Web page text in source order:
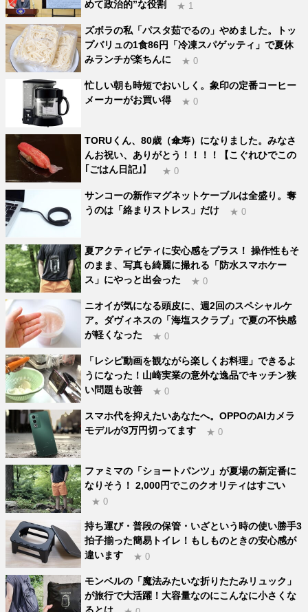
めて政治的”な役割
★ 1
ズボラの私「パスタ茹でるの」やめました。トッ
プバリュの1食86円「冷凍スパゲッティ」で夏休
みランチが楽ちんに
★ 0
忙しい朝も時短でおいしく。象印の定番コーヒー
メーカーがお買い得
★ 0
TORUくん、80歳（傘寿）になりました。みなさ
んお祝い、ありがとう！！！！【こぐれひでこの
｢ごはん日記｣】
★ 0
サンコーの新作マグネットケーブルは全盛り。奪
うのは「絡まりストレス」だけ
★ 0
夏アクティビティに安心感をプラス！ 操作性もそ
のまま、写真も綺麗に撮れる「防水スマホケー
ス」にやっと出会った
★ 0
ニオイが気になる頭皮に、週2回のスペシャルケ
ア。ダヴィネスの「海塩スクラブ」で夏の不快感
が軽くなった
★ 0
「レシピ動画を観ながら楽しくお料理」できるよ
うになった！山崎実業の意外な逸品でキッチン狭
い問題も改善
★ 0
スマホ代を抑えたいあなたへ。OPPOのAIカメラ
モデルが3万円切ってます
★ 0
ファミマの「ショートパンツ」が夏場の新定番に
なりそう！ 2,000円でこのクオリティはすごい
★ 0
持ち運び・普段の保管・いざという時の使い勝手3
拍子揃った簡易トイレ！もしものときの安心感が
違います
★ 0
モンベルの「魔法みたいな折りたたみリュック」
が旅行で大活躍！大容量なのにこんなに小さくな